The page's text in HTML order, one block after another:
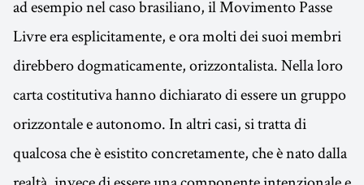
ad esempio nel caso brasiliano, il Movimento Passe
Livre era esplicitamente, e ora molti dei suoi membri
direbbero dogmaticamente, orizzontalista. Nella loro
carta costitutiva hanno dichiarato di essere un gruppo
orizzontale e autonomo. In altri casi, si tratta di
qualcosa che è esistito concretamente, che è nato dalla